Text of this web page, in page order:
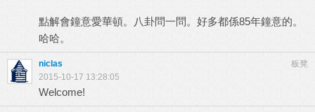
點解會鐘意愛華頓。八卦問一問。好多都係85年鐘意的。
哈哈。
板凳
niclas
2015-10-17 13:28:05
Welcome!